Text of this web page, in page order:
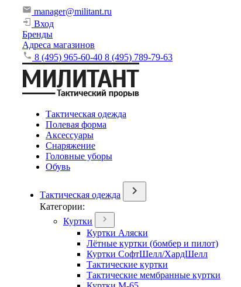
manager@militant.ru
Вход
Бренды
Адреса магазинов
8 (495) 965-60-40 8 (495) 789-79-63
Тактическая одежда
Полевая форма
Аксессуары
Снаряжение
Головные уборы
Обувь
Тактическая одежда
Категории:
Куртки
Куртки Аляски
Лётные куртки (бомбер и пилот)
Куртки СофтШелл/ХардШелл
Тактические куртки
Тактические мембранные куртки